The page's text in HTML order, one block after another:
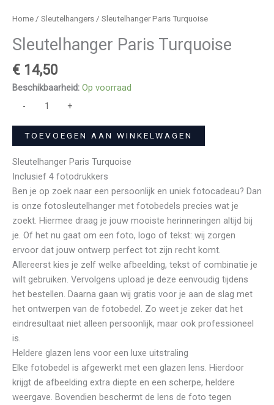
Home / Sleutelhangers / Sleutelhanger Paris Turquoise
Sleutelhanger Paris Turquoise
€ 14,50
Beschikbaarheid: Op voorraad
-
+
TOEVOEGEN AAN WINKELWAGEN
Sleutelhanger Paris Turquoise
Inclusief 4 fotodrukkers
Ben je op zoek naar een persoonlijk en uniek fotocadeau? Dan
is onze fotosleutelhanger met fotobedels precies wat je
zoekt. Hiermee draag je jouw mooiste herinneringen altijd bij
je. Of het nu gaat om een foto, logo of tekst: wij zorgen
ervoor dat jouw ontwerp perfect tot zijn recht komt.
Allereerst kies je zelf welke afbeelding, tekst of combinatie je
wilt gebruiken. Vervolgens upload je deze eenvoudig tijdens
het bestellen. Daarna gaan wij gratis voor je aan de slag met
het ontwerpen van de fotobedel. Zo weet je zeker dat het
eindresultaat niet alleen persoonlijk, maar ook professioneel
is.
Heldere glazen lens voor een luxe uitstraling
Elke fotobedel is afgewerkt met een glazen lens. Hierdoor
krijgt de afbeelding extra diepte en een scherpe, heldere
weergave. Bovendien beschermt de lens de foto tegen